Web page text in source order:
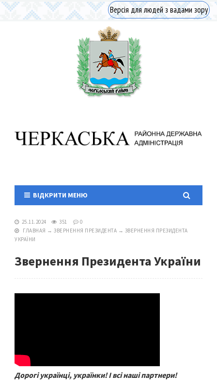
Версія для людей з вадами зору
ВІДКРИТИ МЕНЮ
25.11.2024 351
0
ГЛАВНАЯ → ЗВЕРНЕННЯ ПРЕЗИДЕНТА → ЗВЕРНЕННЯ ПРЕЗИДЕНТА
УКРАЇНИ
Звернення Президента України
Дорогі українці, українки! І всі наші партнери!